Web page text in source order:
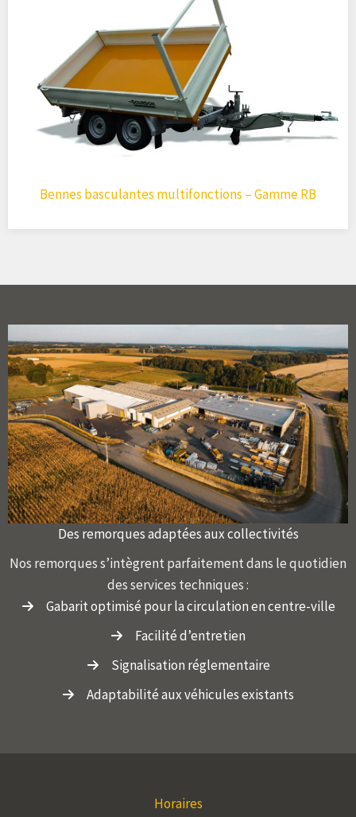
Bennes basculantes multifonctions – Gamme RB
Des remorques adaptées aux collectivités
Nos remorques s’intègrent parfaitement dans le quotidien
des services techniques :
Gabarit optimisé pour la circulation en centre-ville
Facilité d’entretien
Signalisation réglementaire
Adaptabilité aux véhicules existants
Horaires